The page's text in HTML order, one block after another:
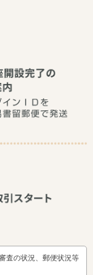
査の状況、郵便状況等